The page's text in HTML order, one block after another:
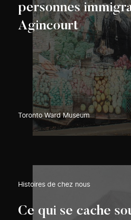
personnes
Agincourt
Toronto Ward Museum
Histoires de chez nous
Ce qui se cache